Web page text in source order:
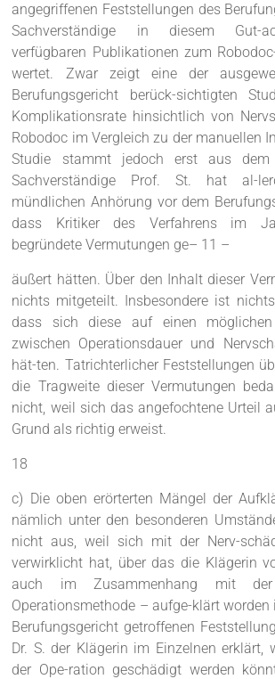
angegriffenen Feststellungen des
Sachverständige in diesem Gut-
verfügbaren Publikationen zum
wertet. Zwar zeigt eine der
Berufungsgericht berück-sichtigten
Komplikationsrate hinsichtlich von
Robodoc im Vergleich zu der manuellen
Studie stammt jedoch erst aus
Sachverständige Prof. St. hat al-
mündlichen Anhörung vor dem
dass Kritiker des Verfahrens im
begründete Vermutungen ge– 11 –
äußert hätten. Über den Inhalt dieser
nichts mitgeteilt. Insbesondere ist
dass sich diese auf einen möglichen
zwischen Operationsdauer und
hät-ten. Tatrichterlicher Feststellungen
die Tragweite dieser Vermutungen
nicht, weil sich das angefochtene Urteil
Grund als richtig erweist.
18
c) Die oben erörterten Mängel der
nämlich unter den besonderen
nicht aus, weil sich mit der Nerv-
verwirklicht hat, über das die Klägerin
auch im Zusammenhang mit der
Operationsmethode – aufge-klärt worden
Berufungsgericht getroffenen
Dr. S. der Klägerin im Einzelnen erklärt,
der Ope-ration geschädigt werden